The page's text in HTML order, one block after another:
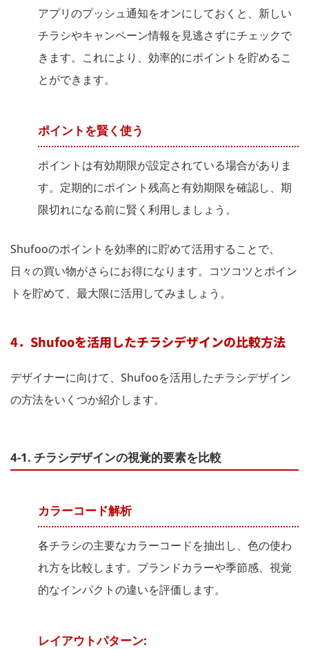
アプリのプッシュ通知をオンにしておくと、新しい
チラシやキャンペーン情報を見逃さずにチェックで
きます。これにより、効率的にポイントを貯めるこ
とができます。
ポイントを賢く使う
ポイントは有効期限が設定されている場合がありま
す。定期的にポイント残高と有効期限を確認し、期
限切れになる前に賢く利用しましょう。
Shufooのポイントを効率的に貯めて活用することで、
日々の買い物がさらにお得になります。コツコツとポイン
トを貯めて、最大限に活用してみましょう。
4．Shufooを活用したチラシデザインの比較方法
デザイナーに向けて、Shufooを活用したチラシデザイン
の方法をいくつか紹介します。
4-1. チラシデザインの視覚的要素を比較
カラーコード解析
各チラシの主要なカラーコードを抽出し、色の使わ
れ方を比較します。ブランドカラーや季節感、視覚
的なインパクトの違いを評価します。
レイアウトパターン: